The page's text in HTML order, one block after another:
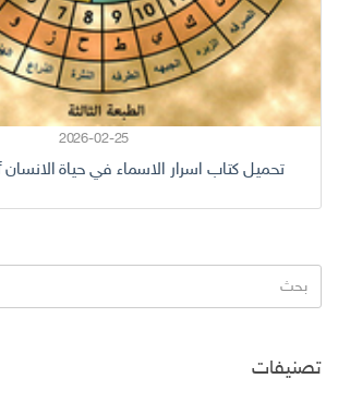
2026-02-25
تحميل كتاب اسرار الاسماء في حياة الانسان pdf كامل مجانا
البحث
عن:
تصنيفات